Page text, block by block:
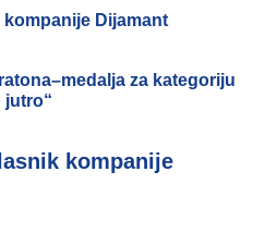
Dijamant
za kategoriju
jutro“
kompanije